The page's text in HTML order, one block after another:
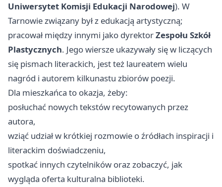
Uniwersytet Komisji Edukacji Narodowej). W
Tarnowie związany był z edukacją artystyczną;
pracował między innymi jako dyrektorZespołu Szkół
Plastycznych. Jego wiersze ukazywały się w liczących
się pismach literackich, jest też laureatem wielu
nagród i autorem kilkunastu zbiorów poezji.
Dla mieszkańca to okazja, żeby:
posłuchać nowych tekstów recytowanych przez
autora,
wziąć udział w krótkiej rozmowie o źródłach inspiracji i
literackim doświadczeniu,
spotkać innych czytelników oraz zobaczyć, jak
wygląda oferta kulturalna biblioteki.